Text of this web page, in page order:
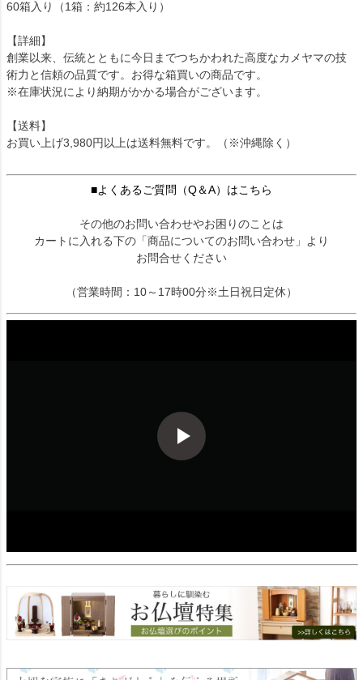
60箱入り（1箱：約126本入り）
【詳細】
創業以来、伝統とともに今日までつちかわれた高度なカメヤマの技
術力と信頼の品質です。お得な箱買いの商品です。
※在庫状況により納期がかかる場合がございます。
【送料】
お買い上げ3,980円以上は送料無料です。（※沖縄除く）
■よくあるご質問（Q＆A）はこちら
その他のお問い合わせやお困りのことは
カートに入れる下の「商品についてのお問い合わせ」より
お問合せください
（営業時間：10～17時00分※土日祝日定休）